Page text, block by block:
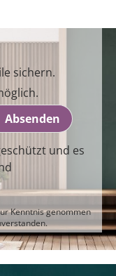
sichern.
Absenden
und es
Kenntnis genommen